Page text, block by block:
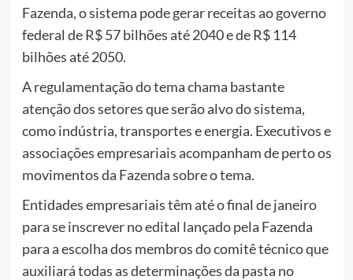
Fazenda, o sistema pode gerar receitas ao governo
federal de R$ 57 bilhões até 2040 e de R$ 114
bilhões até 2050.
A regulamentação do tema chama bastante
atenção dos setores que serão alvo do sistema,
como indústria, transportes e energia. Executivos e
associações empresariais acompanham de perto os
movimentos da Fazenda sobre o tema.
Entidades empresariais têm até o final de janeiro
para se inscrever no edital lançado pela Fazenda
para a escolha dos membros do comitê técnico que
auxiliará todas as determinações da pasta no